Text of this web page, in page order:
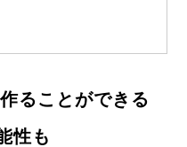
ることができる
性も